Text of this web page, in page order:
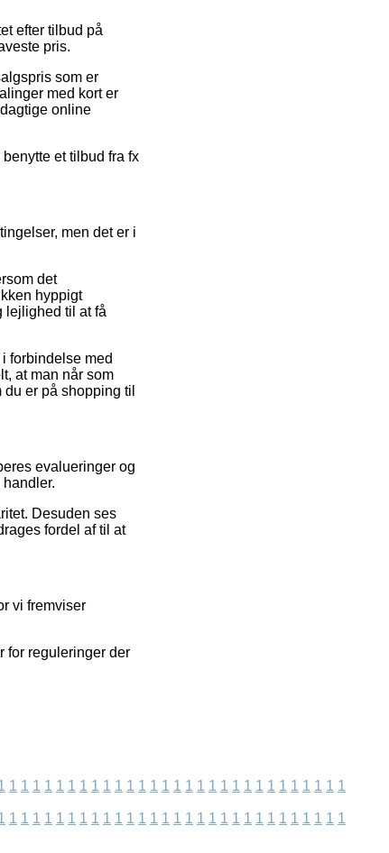
efter tilbud på
pris.
som er
med kort er
online
et tilbud fra fx
men det er i
det
hyppigt
lejlighed til at få
forbindelse med
at man når som
er på shopping til
evalueringer og
Desuden ses
fordel af til at
vi fremviser
for reguleringer der
1 1 1 1 1 1 1 1 1 1 1 1 1 1 1 1 1 1 1 1 1 1 1 1 1 1 1 1 1
1 1 1 1 1 1 1 1 1 1 1 1 1 1 1 1 1 1 1 1 1 1 1 1 1 1 1 1 1